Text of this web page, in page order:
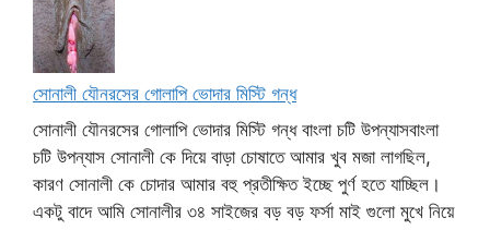
সোনালী যৌনরসের গোলাপি ভোদার মিস্টি গন্ধ
সোনালী যৌনরসের গোলাপি ভোদার মিস্টি গন্ধ বাংলা চটি উপন্যাসবাংলা
চটি উপন্যাস সোনালী কে দিয়ে বাড়া চোষাতে আমার খুব মজা লাগছিল,
কারণ সোনালী কে চোদার আমার বহু প্রতীক্ষিত ইচ্ছে পুর্ণ হতে যাচ্ছিল।
একটু বাদে আমি সোনালীর ৩৪ সাইজের বড় বড় ফর্সা মাই গুলো মুখে নিয়ে